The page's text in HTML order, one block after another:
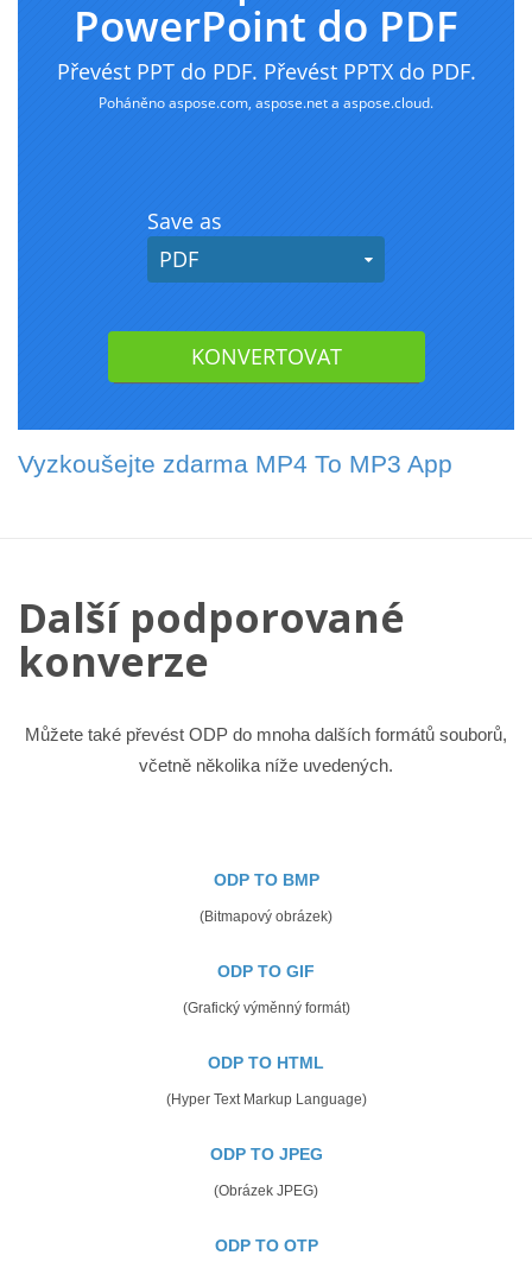
Vyzkoušejte zdarma MP4 To MP3 App
Další podporované
konverze
Můžete také převést ODP do mnoha dalších formátů souborů,
včetně několika níže uvedených.
ODP TO BMP
(Bitmapový obrázek)
ODP TO GIF
(Grafický výměnný formát)
ODP TO HTML
(Hyper Text Markup Language)
ODP TO JPEG
(Obrázek JPEG)
ODP TO OTP